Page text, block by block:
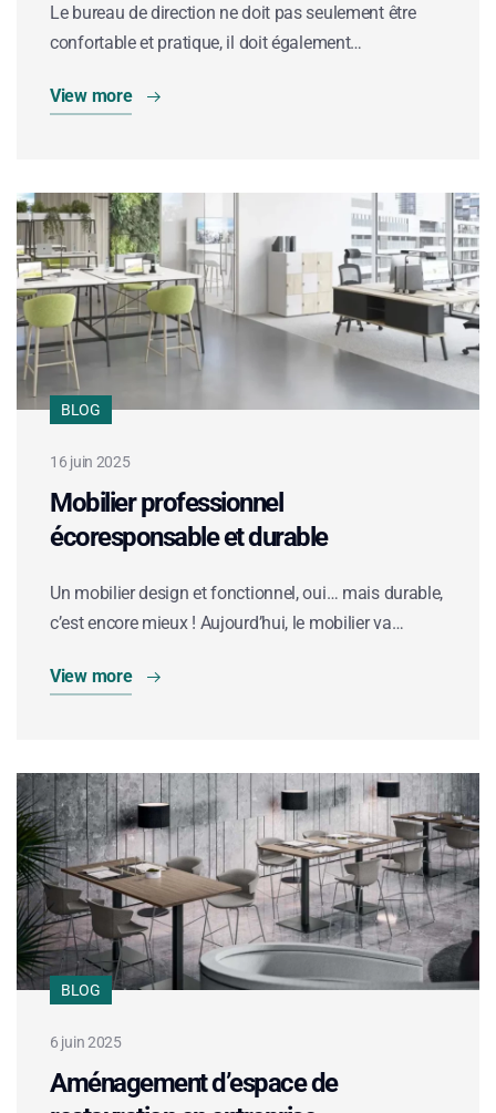
Le bureau de direction ne doit pas seulement être
confortable et pratique, il doit également…
View more
BLOG
16 juin 2025
Mobilier professionnel
écoresponsable et durable
Un mobilier design et fonctionnel, oui… mais durable,
c’est encore mieux ! Aujourd’hui, le mobilier va…
View more
BLOG
6 juin 2025
Aménagement d’espace de